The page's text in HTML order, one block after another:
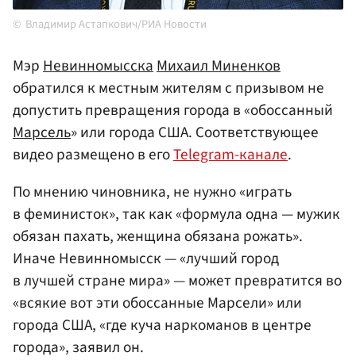
Владимир Астапкович/РИА Новости
МэрНевинномысскаМихаил Миненков
обратился к местным жителям с призывом не
допустить превращения города в «обоссанный
Марсель» или города США. Соответствующее
видео размещено в егоTelegram-канале.
По мнению чиновника, не нужно «играть
в феминисток», так как «формула одна — мужик
обязан пахать, женщина обязана рожать».
Иначе Невинномысск — «лучший город
в лучшей стране мира» — может превратится во
«всякие вот эти обоссанные Марсели» или
города США, «где куча наркоманов в центре
города», заявил он.